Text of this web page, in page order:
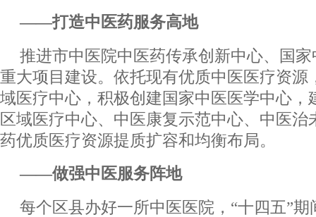
——打造中医药服务高地
推进市中医院中医药传承创新中心、国
重大项目建设。依托现有优质中医医疗资源
域医疗中心，积极创建国家中医医学中心，
区域医疗中心、中医康复示范中心、中医治
药优质医疗资源提质扩容和均衡布局。
——做强中医服务阵地
每个区县办好一所中医医院，“十四五”